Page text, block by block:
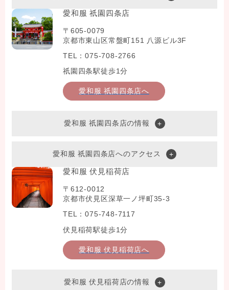
愛和服 祇園四条店
〒605-0079
京都市東山区常盤町151 八源ビル3F
TEL：075-708-2766
祇園四条駅徒歩1分
愛和服 祇園四条店へ
愛和服 祇園四条店の情報
愛和服 祇園四条店へのアクセス
愛和服 伏見稲荷店
〒612-0012
京都市伏見区深草一ノ坪町35-3
TEL：075-748-7117
伏見稲荷駅徒歩1分
愛和服 伏見稲荷店へ
愛和服 伏見稲荷店の情報